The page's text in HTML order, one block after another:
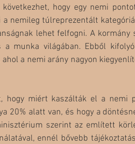
hogy egy nemi
a nemileg túlreprezentált
lehet felfogni. A kormány
a munka világában. Ebből
a nemi arány nagyon
hogy miért kaszálták el a nemi
20% alatt van, és hogy a
szerint az említett
ennél bővebb